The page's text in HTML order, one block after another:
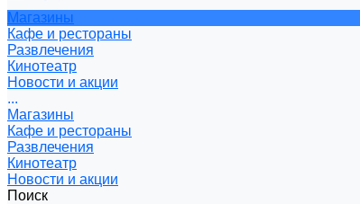
Магазины
Кафе и рестораны
Развлечения
Кинотеатр
Новости и акции
...
Магазины
Кафе и рестораны
Развлечения
Кинотеатр
Новости и акции
Поиск